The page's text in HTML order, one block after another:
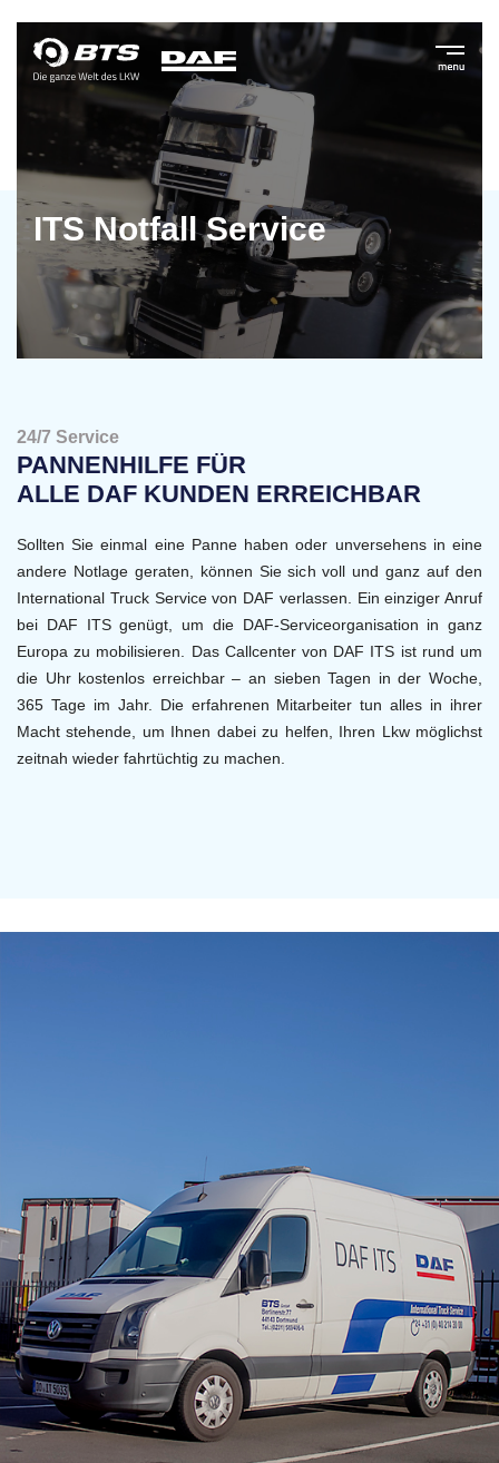
ITS Notfall Service
24/7 Service
PANNENHILFE FÜR
ALLE DAF KUNDEN ERREICHBAR
Sollten Sie einmal eine Panne haben oder unversehens in eine
andere Notlage geraten, können Sie sich voll und ganz auf den
International Truck Service von DAF verlassen. Ein einziger Anruf
bei DAF ITS genügt, um die DAF-Serviceorganisation in ganz
Europa zu mobilisieren. Das Callcenter von DAF ITS ist rund um
die Uhr kostenlos erreichbar – an sieben Tagen in der Woche,
365 Tage im Jahr. Die erfahrenen Mitarbeiter tun alles in ihrer
Macht stehende, um Ihnen dabei zu helfen, Ihren Lkw möglichst
zeitnah wieder fahrtüchtig zu machen.